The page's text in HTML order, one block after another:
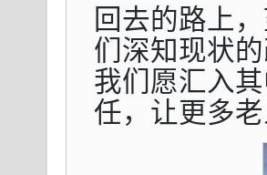
回去的路上
们深知现状
我们愿汇入
任，让更多